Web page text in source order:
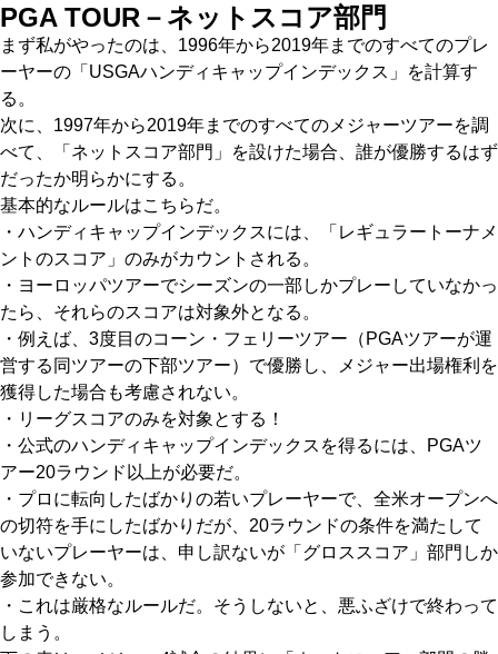
PGA TOUR－ネットスコア部門
まず私がやったのは、1996年から2019年までのすべてのプレ
ーヤーの「USGAハンディキャップインデックス」を計算す
る。
次に、1997年から2019年までのすべてのメジャーツアーを調
べて、「ネットスコア部門」を設けた場合、誰が優勝するはず
だったか明らかにする。
基本的なルールはこちらだ。
・ハンディキャップインデックスには、「レギュラートーナメ
ントのスコア」のみがカウントされる。
・ヨーロッパツアーでシーズンの一部しかプレーしていなかっ
たら、それらのスコアは対象外となる。
・例えば、3度目のコーン・フェリーツアー（PGAツアーが運
営する同ツアーの下部ツアー）で優勝し、メジャー出場権利を
獲得した場合も考慮されない。
・リーグスコアのみを対象とする！
・公式のハンディキャップインデックスを得るには、PGAツ
アー20ラウンド以上が必要だ。
・プロに転向したばかりの若いプレーヤーで、全米オープンへ
の切符を手にしたばかりだが、20ラウンドの条件を満たして
いないプレーヤーは、申し訳ないが「グロススコア」部門しか
参加できない。
・これは厳格なルールだ。そうしないと、悪ふざけで終わって
しまう。